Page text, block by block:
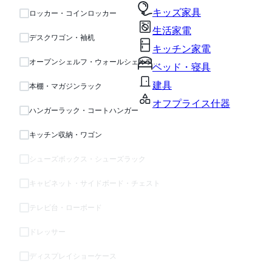
キッズ家具
生活家電
キッチン家電
ベッド・寝具
建具
オフプライス什器
ロッカー・コインロッカー
デスクワゴン・袖机
オープンシェルフ・ウォールシェルフ・ラック
本棚・マガジンラック
ハンガーラック・コートハンガー
キッチン収納・ワゴン
シューズボックス・シューズラック
キャビネット・サイドボード・チェスト
テレビ台・ローボード
ドレッサー
ディスプレイショーケース